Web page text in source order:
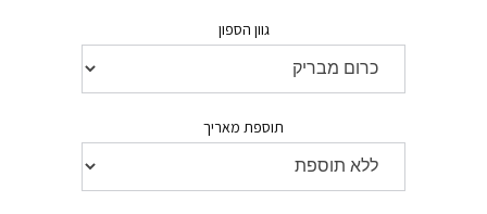
גוון הספון
תוספת מאריך